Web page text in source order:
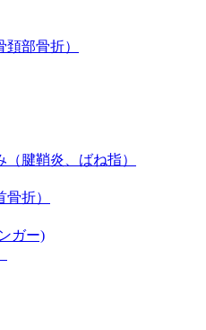
部骨折）
腱鞘炎、ばね指）
折）
ガー)